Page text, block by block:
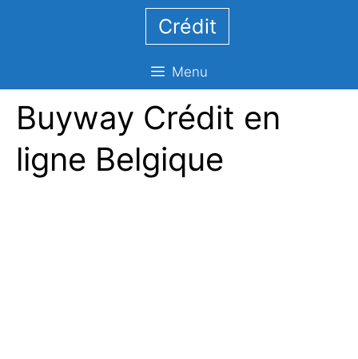
Crédit
Menu
Buyway Crédit en
ligne Belgique